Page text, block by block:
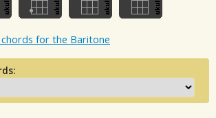
chords for the Baritone